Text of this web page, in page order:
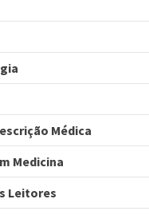
Médica
Medicina
Leitores